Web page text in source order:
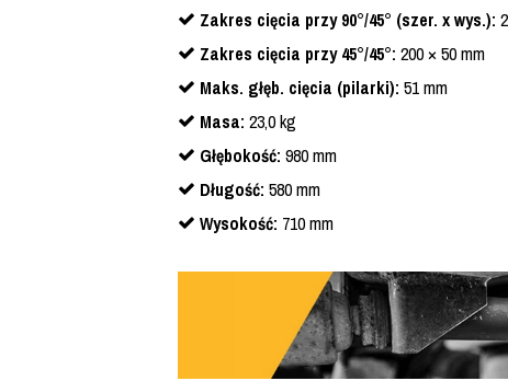
Zakres cięcia przy 90°/45° (szer. x wys.):
Zakres cięcia przy 45°/45°: 200 × 50 mm
Maks. głęb. cięcia (pilarki): 51 mm
Masa: 23,0 kg
Głębokość: 980 mm
Długość: 580 mm
Wysokość: 710 mm